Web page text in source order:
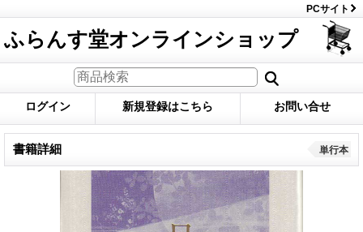
PCサイト
ふらんす堂オンラインショップ
ログイン 新規登録はこちら お問い合せ
書籍詳細 単行本